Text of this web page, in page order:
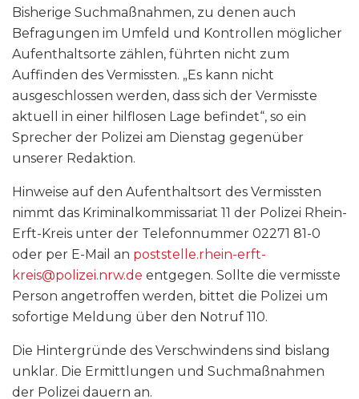
Bisherige Suchmaßnahmen, zu denen auch
Befragungen im Umfeld und Kontrollen möglicher
Aufenthaltsorte zählen, führten nicht zum
Auffinden des Vermissten. „Es kann nicht
ausgeschlossen werden, dass sich der Vermisste
aktuell in einer hilflosen Lage befindet“, so ein
Sprecher der Polizei am Dienstag gegenüber
unserer Redaktion.
Hinweise auf den Aufenthaltsort des Vermissten
nimmt das Kriminalkommissariat 11 der Polizei Rhein-
Erft-Kreis unter der Telefonnummer 02271 81-0
oder per E-Mail an poststelle.rhein-erft-
kreis@polizei.nrw.de entgegen. Sollte die vermisste
Person angetroffen werden, bittet die Polizei um
sofortige Meldung über den Notruf 110.
Die Hintergründe des Verschwindens sind bislang
unklar. Die Ermittlungen und Suchmaßnahmen
der Polizei dauern an.